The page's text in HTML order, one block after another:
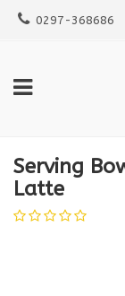
0297-368686
Serving
Latte